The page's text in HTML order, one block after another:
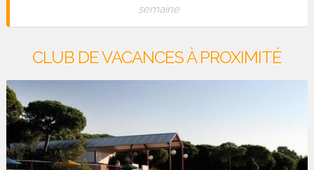
semaine
CLUB DE VACANCES À PROXIMITÉ